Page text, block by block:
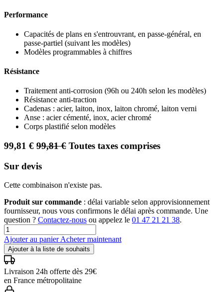
Performance
Capacités de plans en s'entrouvrant, en passe-général, en
passe-partiel (suivant les modèles)
Modèles programmables à chiffres
Résistance
Traitement anti-corrosion (96h ou 240h selon les modèles)
Résistance anti-traction
Cadenas : acier, laiton, inox, laiton chromé, laiton verni
Anse : acier cémenté, inox, acier chromé
Corps plastifié selon modèles
99,81 € 99,81€ Toutes taxes comprises
Sur devis
Cette combinaison n'existe pas.
Produit sur commande : délai variable selon approvisionnement
fournisseur, nous vous confirmons le délai après commande. Une
question ? Contactez-nous ou appelez le 01 47 21 21 38.
Ajouter au panierAcheter maintenant
Ajouter à la liste de souhaits
Livraison 24h offerte dès 29€
en France métropolitaine